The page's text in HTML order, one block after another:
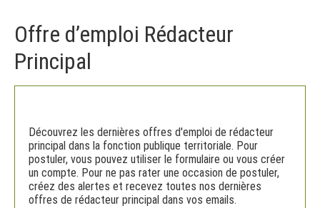
Offre d’emploi Rédacteur
Principal
Découvrez les dernières offres d'emploi de rédacteur
principal dans la fonction publique territoriale. Pour
postuler, vous pouvez utiliser le formulaire ou vous créer
un compte. Pour ne pas rater une occasion de postuler,
créez des alertes et recevez toutes nos dernières
offres de rédacteur principal dans vos emails.